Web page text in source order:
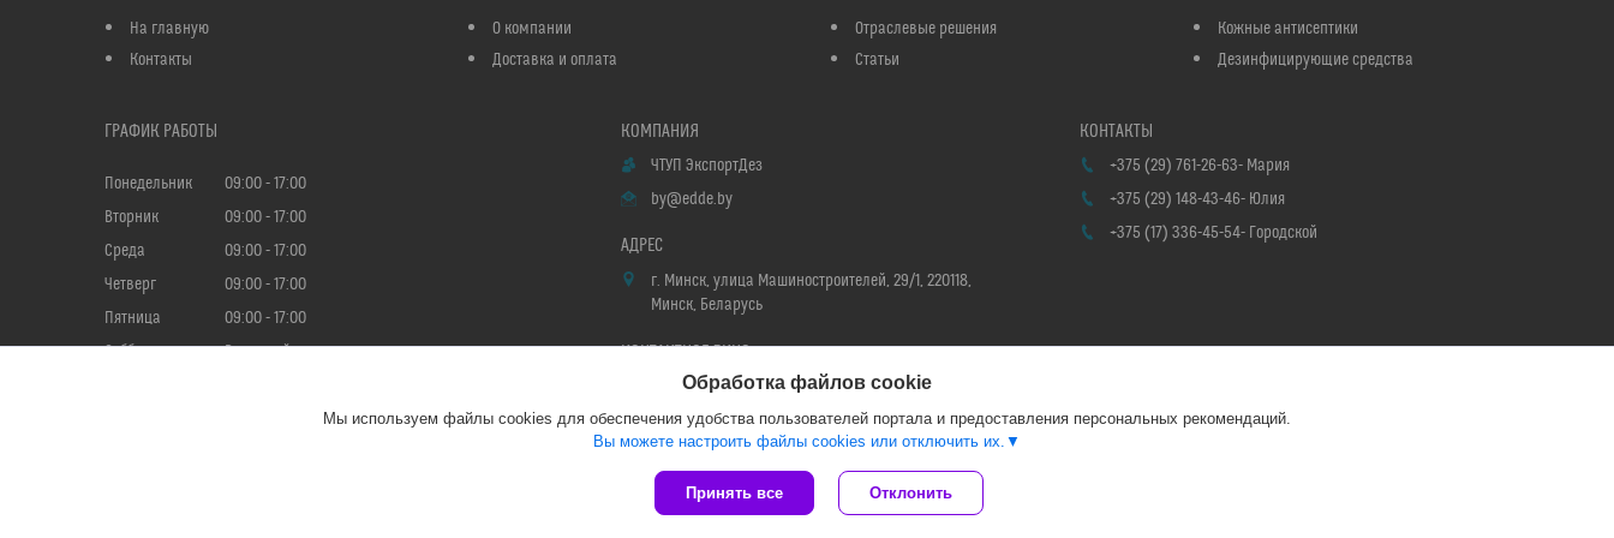
На главную
Контакты
О компании
Доставка и оплата
Отраслевые решения
Статьи
Кожные антисептики
Дезинфицирующие средства
ГРАФИК РАБОТЫ
Понедельник 09:00
17:00
Вторник
09:00
17:00
Среда
09:00
17:00
Четверг
09:00
17:00
Пятница
09:00
17:00
Суббота
Выходной
ЧТУП ЭкспортДез
by@edde.by
г. Минск, улица Машиностроителей, 29/1, 220118,
Минск, Беларусь
Мария
+375 (29) 761-26-63 Мария
+375 (29) 148-43-46 Юлия
+375 (17) 336-45-54 Городской
Сайт создан на платформе Deal.by
Политика обработки файлов cookies
Обработка файлов cookie
Мы используем файлы cookies для обеспечения удобства пользователей портала и предоставления персональных рекомендаций.
Вы можете настроить файлы cookies или отключить их.
Принять все Отклонить